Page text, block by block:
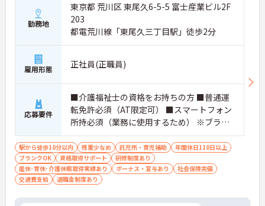
勤務地
東京都 荒川区 東尾久6-5-5 富士産業ビル2F
203
都電荒川線「東尾久三丁目駅」徒歩2分
雇用形態 正社員(正職員)
応募要件
■介護福祉士の資格をお持ちの方 ■普通運
転免許必須（AT限定可） ■スマートフォン
所持必須（業務に使用するため） ※ブラン
ク可
駅から徒歩10分以内 残業少なめ 託児所・育児補助
年間休日110日以上
ブランクOK
資格取得サポート
研修制度あり
産休･育休･介護休暇取得実績あり
ボーナス・賞与あり
社会保険完備
交通費支給
退職金制度あり